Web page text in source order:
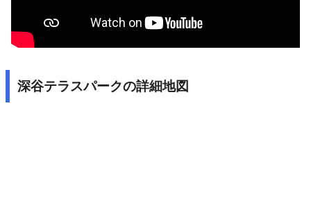
深谷テラスパークの詳細地図